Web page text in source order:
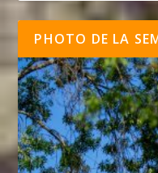
PHOTO DE LA